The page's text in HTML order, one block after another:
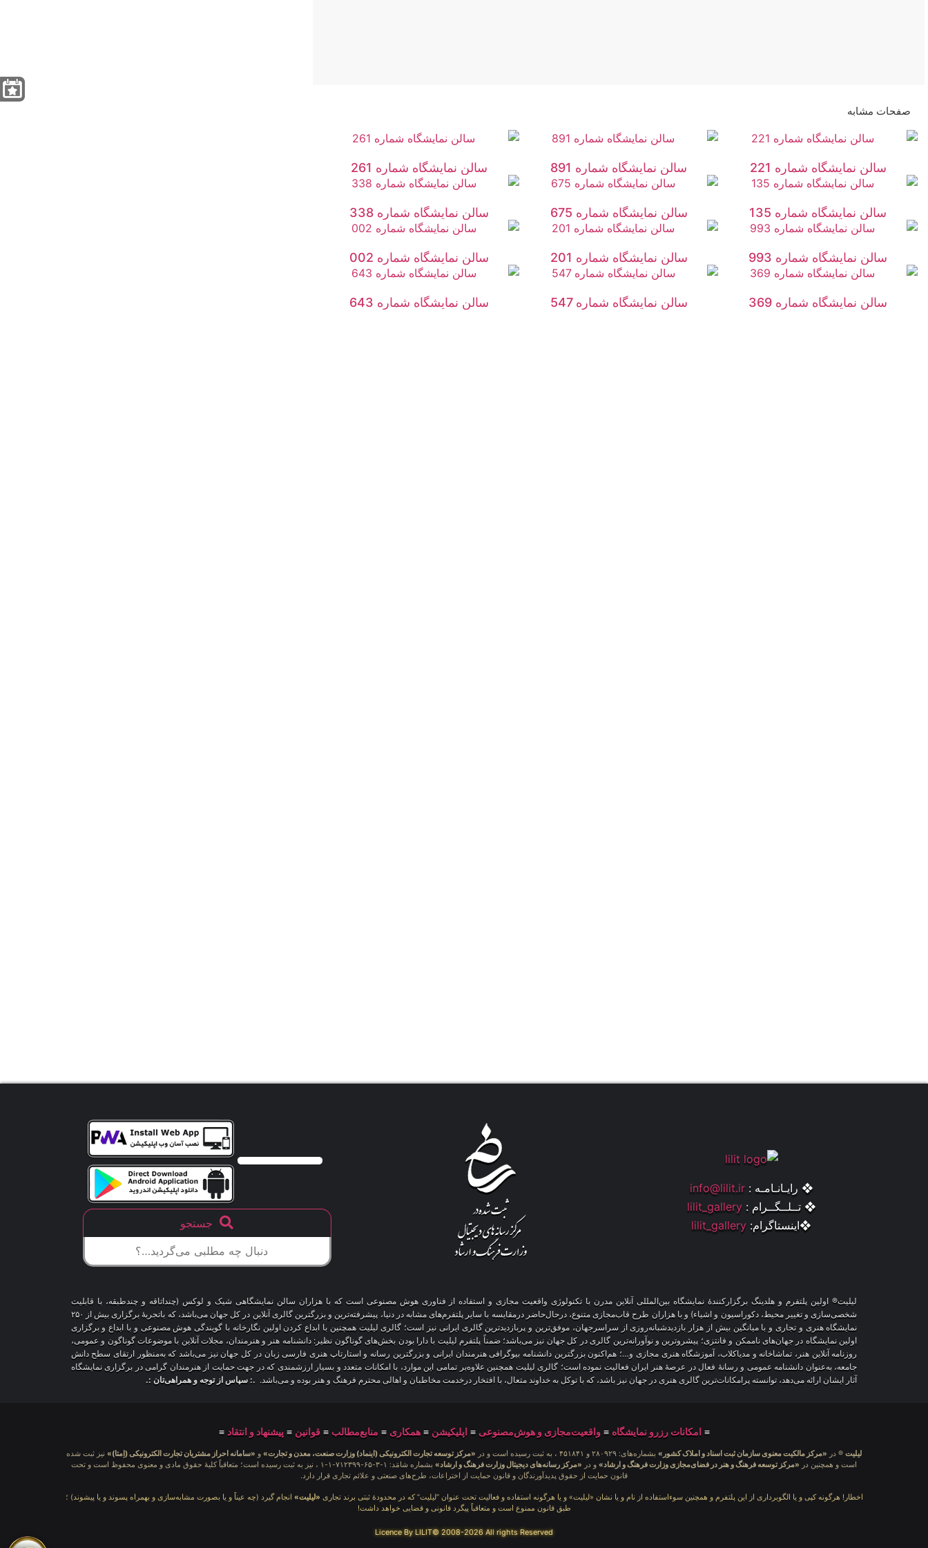
صفحات مشابه
سالن نمایشگاه شماره 221 سالن نمایشگاه شماره 891 سالن نمایشگاه شماره 261
سالن نمایشگاه شماره 135 سالن نمایشگاه شماره 675 سالن نمایشگاه شماره 338
سالن نمایشگاه شماره 993 سالن نمایشگاه شماره 201 سالن نمایشگاه شماره 002
سالن نمایشگاه شماره 369 سالن نمایشگاه شماره 547 سالن نمایشگاه شماره 643
❖ رایـانـامـه : info@lilit.ir
❖ تــلــگــرام : lilit_gallery
❖اینستاگرام: lilit_gallery جستجو
لیلیت® اولین پلتفرم و هلدینگ برگزارکنندهٔ نمایشگاه بین‌المللی آنلاین مدرن با تکنولوژی واقعیت مجازی و استفاده از فناوری هوش مصنوعی است که با هزاران سالن نمایشگاهی شیک و لوکس (چنداتاقه و چندطبقه، با قابلیت
شخصی‌سازی و تغییر محیط، دکوراسیون و اشیاء) و با هزاران طرح قاب‌مجازی متنوع، درحال‌حاضر درمقایسه با سایر پلتفرم‌های مشابه در دنیا، پیشرفته‌ترین و بزرگترین گالری آنلاین در کل جهان می‌باشد، که باتجربهٔ برگزاری بیش از ۲۵۰
نمایشگاه هنری و تجاری و با میانگین بیش از هزار بازدیدشبانه‌روزی از سراسرجهان، موفق‌ترین و پربازدیدترین گالری ایرانی نیز است؛ گالری لیلیت همچنین با ابداع کردن اولین نگارخانه با گویندگی هوش مصنوعی و با ابداع و برگزاری
اولین نمایشگاه در جهان‌های ناممکن و فانتزی؛ پیشروترین و نوآورانه‌ترین گالری در کل جهان نیز می‌باشد؛ ضمناً پلتفرم لیلیت با دارا بودن بخش‌های گوناگون نظیر: دانشنامه هنر و هنرمندان، مجلات آنلاین با موضوعات گوناگون و عمومی،
روزنامه آنلاین هنر، تماشاخانه و مدیاکلاب، آموزشگاه هنری مجازی و…؛ هم‌اکنون بزرگترین دانشنامه بیوگرافی هنرمندان ایرانی و بزرگترین رسانه و استارتاپ هنری فارسی زبان در کل جهان نیز می‌باشد که به‌منظور ارتقای سطح دانش
جامعه، به‌عنوان دانشنامه عمومی و رسانهٔ فعال در عرصهٔ هنر ایران فعالیت نموده است؛ گالری لیلیت همچنین علاوه‌بر تمامی این موارد، با امکانات متعدد و بسیار ارزشمندی که در جهت حمایت از هنرمندان گرامی در برگزاری نمایشگاه
آثار ایشان ارائه می‌دهد، توانسته پرامکانات‌ترین گالری هنری در جهان نیز باشد، که با توکل به خداوند متعال، با افتخار درخدمت مخاطبان و اهالی محترم فرهنگ و هنر بوده و می‌باشد. .: سپاس از توجه و همراهی‌تان :.
≡ امکانات رزرو نمایشگاه ≡واقعیت‌مجازی و هوش‌مصنوعی ≡ اپلیکیشن ≡همکاری ≡ منابع‌مطالب ≡قوانین ≡پیشنهاد و انتقاد ≡
لیلیت ® در «مرکز مالکیت معنوی سازمان ثبت اسناد و املاک کشور» بشماره‌های: ۲۸۰۹۲۹ و ۴۵۱۸۴۱ ، به ثبت رسیده است و در «مرکز توسعه تجارت الکترونیکی (اینماد) وزارت صنعت، معدن و تجارت» و «سامانه احراز مشتریان تجارت الکترونیکی (اِمتا)» نیز ثبت شده
است و همچنین در «مرکز توسعه فرهنگ و هنر در فضای‌مجازی وزارت فرهنگ و ارشاد» و در «مرکز رسانه‌های دیجیتال وزارت فرهنگ و ارشاد»
بشماره شامَد: ۱-۳-۶۵-۷۱۲۳۹۹-۱-۱ ، نیز به ثبت رسیده است؛ متعاقباً کلیهٔ حقوق مادی و معنوی محفوظ است و تحت
قانون حمایت از حقوق پدیدآورندگان و قانون حمایت از اختراعات، طرح‌های صنعتی و علائم تجاری قرار دارد.
اخطار! هرگونه کپی و یا الگوبرداری از این پلتفرم و همچنین سوءاستفاده از نام و یا نشان «لیلیت» و یا هرگونه استفاده و فعالیت تحت عنوان “لیلیت” که در محدودهٔ ثبتی برند تجاری «لیلیت» انجام گیرد (چه عیناً و یا بصورت مشابه‌سازی و بهمراه پسوند و یا پیشوند) ؛
طبق قانون ممنوع است و متعاقباً پیگرد قانونی و قضایی خواهد داشت!
Licence By LILIT© 2008-2026 All rights Reserved